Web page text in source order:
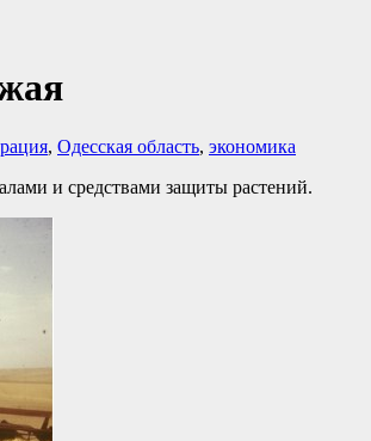
, Одесская область, экономика
и средствами защиты растений.